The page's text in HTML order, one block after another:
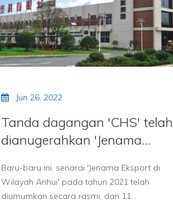
Jun 26, 2022
Tanda dagangan 'CHS' telah
dianugerahkan 'Jenama
Baru-baru ini, senarai 'Jenama Eksport di
Wilayah Anhui' pada tahun 2021 telah
diumumkan secara rasmi, dan 11